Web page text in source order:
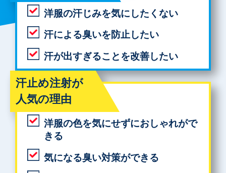
洋服の汗じみを気にしたくない
汗による臭いを防止したい
汗が出すぎることを改善したい
汗止め注射が
人気の理由
洋服の色を気にせずにおしゃれがで
きる
気になる臭い対策ができる